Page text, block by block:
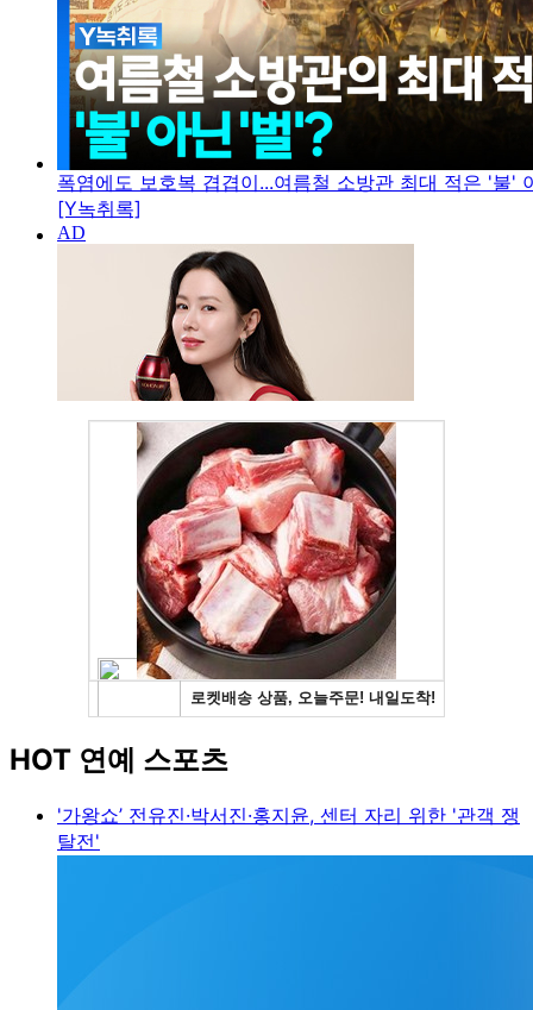
폭염에도 보호복 겹겹이...여름철 소방관 최대 적은 '불'
[Y녹취록]
HOT 연예 스포츠
'가왕쇼’ 전유진·박서진·홍지윤, 센터 자리 위한 '관객 쟁
탈전'